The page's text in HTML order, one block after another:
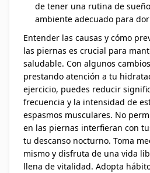
de tener una rutina de
ambiente adecuado para
Entender las causas y cómo
las piernas es crucial para
saludable. Con algunos
prestando atención a tu
ejercicio, puedes reducir
frecuencia y la intensidad de
espasmos musculares. No
en las piernas interfieran con
tu descanso nocturno. Toma
mismo y disfruta de una vida
llena de vitalidad. Adopta